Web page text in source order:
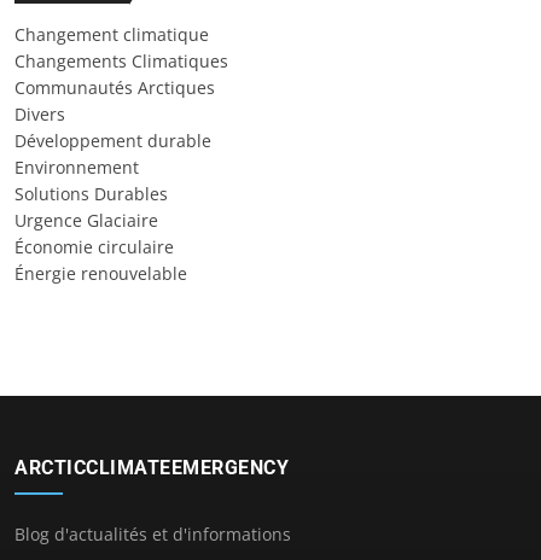
Changement climatique
Changements Climatiques
Communautés Arctiques
Divers
Développement durable
Environnement
Solutions Durables
Urgence Glaciaire
Économie circulaire
Énergie renouvelable
ARCTICCLIMATEEMERGENCY
Blog d'actualités et d'informations